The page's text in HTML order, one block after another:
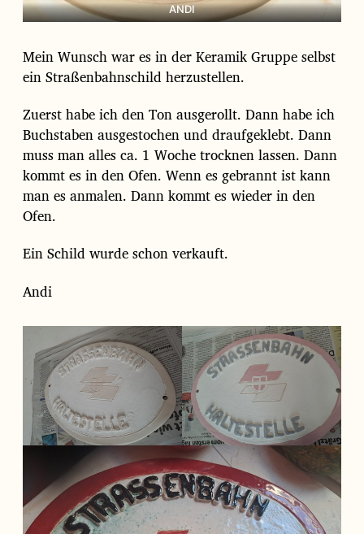
ANDI
Mein Wunsch war es in der Keramik Gruppe selbst
ein Straßenbahnschild herzustellen.
Zuerst habe ich den Ton ausgerollt. Dann habe ich
Buchstaben ausgestochen und draufgeklebt. Dann
muss man alles ca. 1 Woche trocknen lassen. Dann
kommt es in den Ofen. Wenn es gebrannt ist kann
man es anmalen. Dann kommt es wieder in den
Ofen.
Ein Schild wurde schon verkauft.
Andi